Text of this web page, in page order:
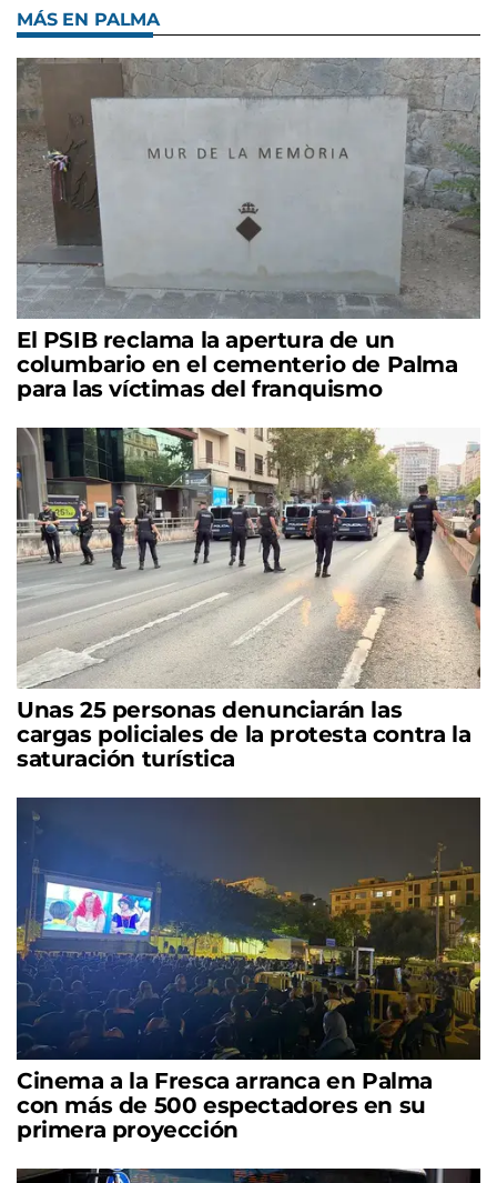
MÁS EN PALMA
El PSIB reclama la apertura de un
columbario en el cementerio de Palma
para las víctimas del franquismo
Unas 25 personas denunciarán las
cargas policiales de la protesta contra la
saturación turística
Cinema a la Fresca arranca en Palma
con más de 500 espectadores en su
primera proyección